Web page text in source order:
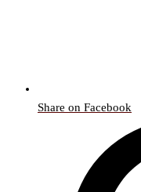
Share on Facebook